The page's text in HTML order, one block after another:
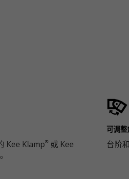
Kee Klamp® 或 Kee
可调整
台阶